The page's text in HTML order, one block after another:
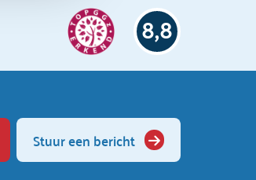
8,8
Stuur een bericht